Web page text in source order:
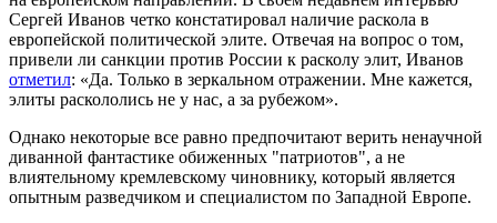
Сергей Иванов четко констатировал наличие раскола в
европейской политической элите. Отвечая на вопрос о том,
привели ли санкции против России к расколу элит, Иванов
отметил: «Да. Только в зеркальном отражении. Мне кажется,
элиты раскололись не у нас, а за рубежом».
Однако некоторые все равно предпочитают верить ненаучной
диванной фантастике обиженных "патриотов", а не
влиятельному кремлевскому чиновнику, который является
опытным разведчиком и специалистом по Западной Европе.